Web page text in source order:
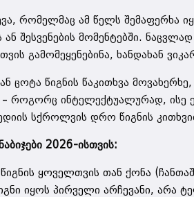
რომელმაც ამ წელს შემაფერხა
შესვენების მომენტებში.
გამომეყენებინა, ხანდახან
ცოტა წიგნის წაკითხვა
როგორც ინტელექტუალურად, ისე
სქროლვის დრო წიგნის
2026-ისთვის:
ყოველთვის თან ქონა
იყოს პირველი არჩევანი, არა